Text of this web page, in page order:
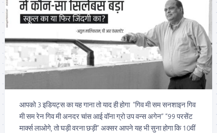
आपको 3 इडियट्स का यह गाना तो याद ही होगा “गिव मी सम सनशाइन गिव
मी सम रेन गिव मी अनदर चांस आई वॉना ग्रो उप वन्स अगेन” “99 परसेंट
मार्क्स लाओगे, तो घड़ी वरना छड़ी” अक्सर आपने यह भी सुना होगा कि 10वीं